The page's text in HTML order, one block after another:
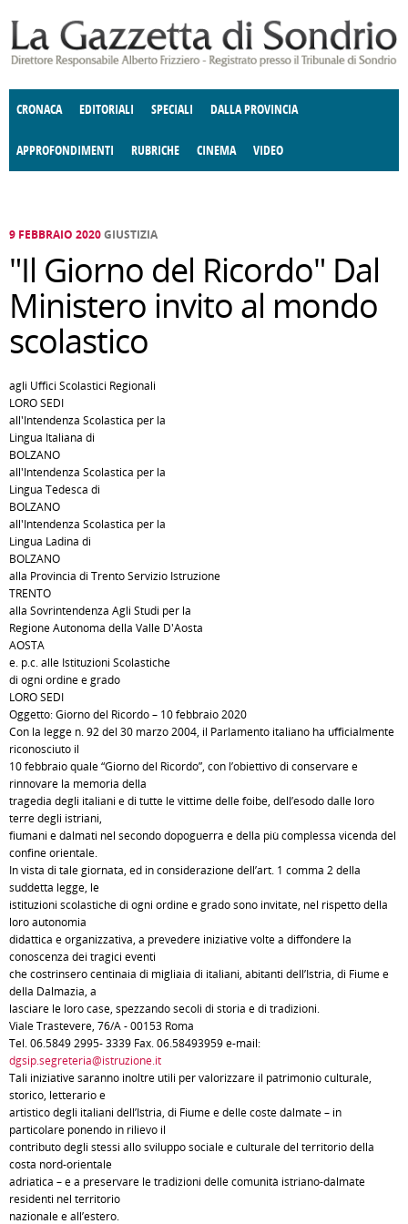
CRONACA EDITORIALI SPECIALI DALLA PROVINCIA
APPROFONDIMENTI
E SPETTACOLI POLITICA
RUBRICHE
DELLE IDEE FATTI DELLO SPIRITO
CINEMA VIDEO
9 FEBBRAIO 2020GIUSTIZIA
"Il Giorno del Ricordo" Dal
Ministero invito al mondo
scolastico
agli Uffici Scolastici Regionali
LORO SEDI
all'Intendenza Scolastica per la
Lingua Italiana di
BOLZANO
all'Intendenza Scolastica per la
Lingua Tedesca di
BOLZANO
all'Intendenza Scolastica per la
Lingua Ladina di
BOLZANO
alla Provincia di Trento Servizio Istruzione
TRENTO
alla Sovrintendenza Agli Studi per la
Regione Autonoma della Valle D'Aosta
AOSTA
e. p.c. alle Istituzioni Scolastiche
di ogni ordine e grado
LORO SEDI
Oggetto: Giorno del Ricordo – 10 febbraio 2020
Con la legge n. 92 del 30 marzo 2004, il Parlamento italiano ha ufficialmente
riconosciuto il
10 febbraio quale “Giorno del Ricordo”, con l’obiettivo di conservare e
rinnovare la memoria della
tragedia degli italiani e di tutte le vittime delle foibe, dell’esodo dalle loro
terre degli istriani,
fiumani e dalmati nel secondo dopoguerra e della più complessa vicenda del
confine orientale.
In vista di tale giornata, ed in considerazione dell’art. 1 comma 2 della
suddetta legge, le
istituzioni scolastiche di ogni ordine e grado sono invitate, nel rispetto della
loro autonomia
didattica e organizzativa, a prevedere iniziative volte a diffondere la
conoscenza dei tragici eventi
che costrinsero centinaia di migliaia di italiani, abitanti dell’Istria, di Fiume e
della Dalmazia, a
lasciare le loro case, spezzando secoli di storia e di tradizioni.
Viale Trastevere, 76/A - 00153 Roma
Tel. 06.5849 2995- 3339 Fax. 06.58493959 e-mail:
dgsip.segreteria@istruzione.it
Tali iniziative saranno inoltre utili per valorizzare il patrimonio culturale,
storico, letterario e
artistico degli italiani dell’Istria, di Fiume e delle coste dalmate – in
particolare ponendo in rilievo il
contributo degli stessi allo sviluppo sociale e culturale del territorio della
costa nord-orientale
adriatica – e a preservare le tradizioni delle comunità istriano-dalmate
residenti nel territorio
nazionale e all’estero.